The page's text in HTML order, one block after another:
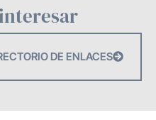
DE ENLACES